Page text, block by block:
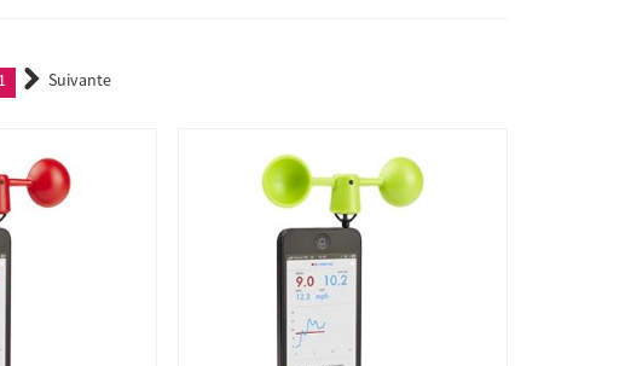
1 (current)Suivante